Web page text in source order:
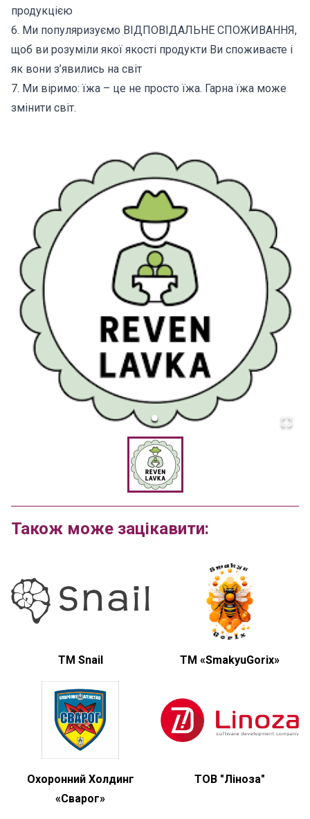
продукцією
6. Ми популяризуємо ВІДПОВІДАЛЬНЕ СПОЖИВАННЯ,
щоб ви розуміли якої якості продукти Ви споживаєте і
як вони з’явились на світ
7. Ми віримо: їжа – це не просто їжа. Гарна їжа може
змінити світ.
Також може зацікавити:
TM Snail ТМ «SmakyuGorix»
Охоронний Холдинг
«Сварог»
ТОВ "Ліноза"